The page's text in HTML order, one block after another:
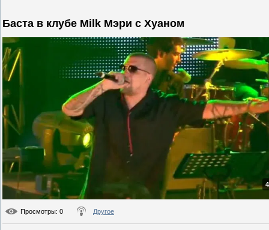
Баста в клубе Milk Мэри с Хуаном
Просмотры: 0 Другое